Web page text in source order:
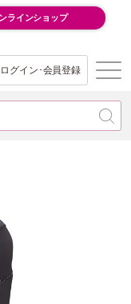
ラインショップ
ログイン･会員登録